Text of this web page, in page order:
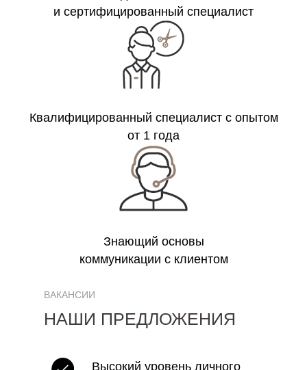
и сертифицированный специалист
Квалифицированный специалист с опытом
от 1 года
Знающий основы
коммуникации с клиентом
ВАКАНСИИ
НАШИ ПРЕДЛОЖЕНИЯ
Высокий уровень личного